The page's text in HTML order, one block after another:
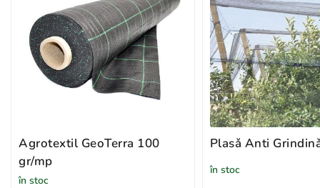
Agrotextil GeoTerra 100
gr/mp
în stoc
Plasǎ Anti
în stoc